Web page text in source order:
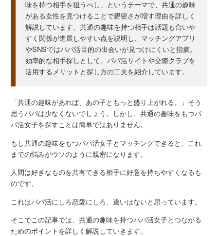
味を持つ相手を狙うべし」というテーマで、共通の趣味
がある女性を見つけることで親密さが増す理由を詳しく
解説しています。共通の趣味を持つ相手は話題も合いや
すく関係が進展しやすい点を説明し、マッチングアプリ
やSNSではパパ活目的の出会いが見つけにくいと指摘。
効率的な相手探しとして、パパ活サイトや交際クラブを
活用するメリットと探し方の工夫を紹介しています。
「共通の趣味があれば、あの子ともっと盛り上がれる。」そう
思うパパは少なくないでしょう。しかし、共通の趣味をもつパ
パ活女子を探すことは簡単ではありません。
もし共通の趣味をもつパパ活女子とマッチングできると、これ
までの悩みがウソのように親密になります。
人間は好きなものを共有できる相手に好意を持ちやすくなるも
のです。
これはパパ活にしろ恋愛にしろ、違いはないと思っています。
そこでこの記事では、共通の趣味を持つパパ活女子とつながる
ためのポイントを詳しく解説していきます。